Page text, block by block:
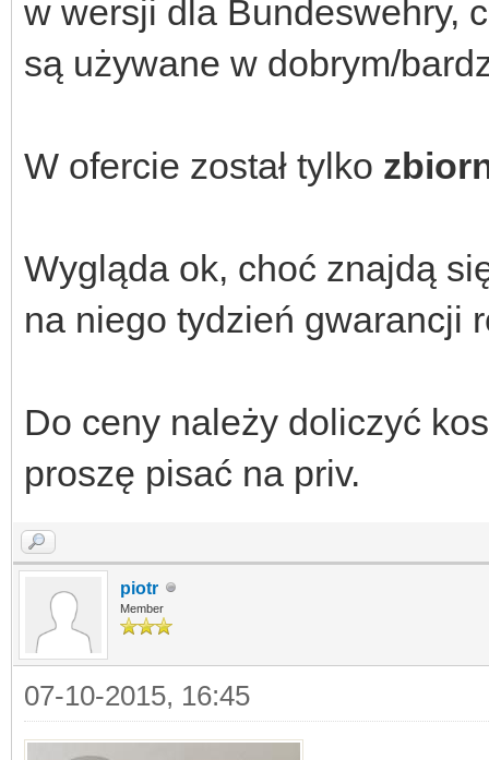
w wersji dla Bundeswehry,
są używane w dobrym/
W ofercie został tylko
Wygląda ok, choć znajdą
na niego tydzień gwarancji
Do ceny należy doliczyć
proszę pisać na priv.
piotr
Member
07-10-2015, 16:45